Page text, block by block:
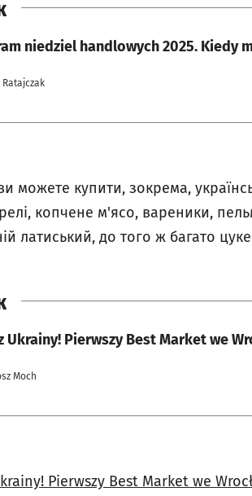
niedziel handlowych 2025. Kiedy
Ratajczak
можете купити, зокрема,
копчене м'ясо, вареники,
латиський, до того ж багато
Ukrainy! Pierwszy Best Market we
Moch
Pierwszy Best Market we